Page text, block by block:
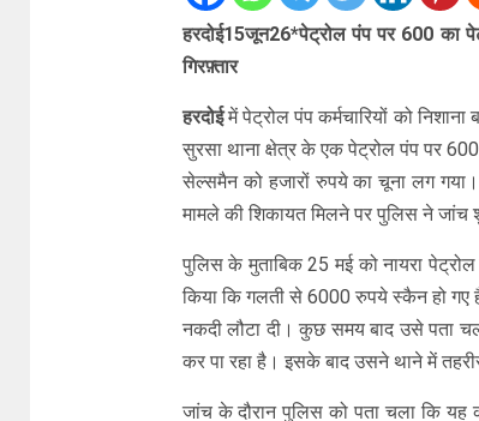
हरदोई15जून26*पेट्रोल पंप पर 600 का
गिरफ़्तार
हरदोईमें पेट्रोल पंप कर्मचारियों को
सुरसा थाना क्षेत्र के एक पेट्रोल पंप पर
सेल्समैन को हजारों रुपये का चूना लग
मामले की शिकायत मिलने पर पुलिस ने जांच
पुलिस के मुताबिक 25 मई को नायरा
किया कि गलती से 6000 रुपये स्कैन हो
नकदी लौटा दी। कुछ समय बाद उसे पता
कर पा रहा है। इसके बाद उसने थाने में
जांच के दौरान पुलिस को पता चला कि यह